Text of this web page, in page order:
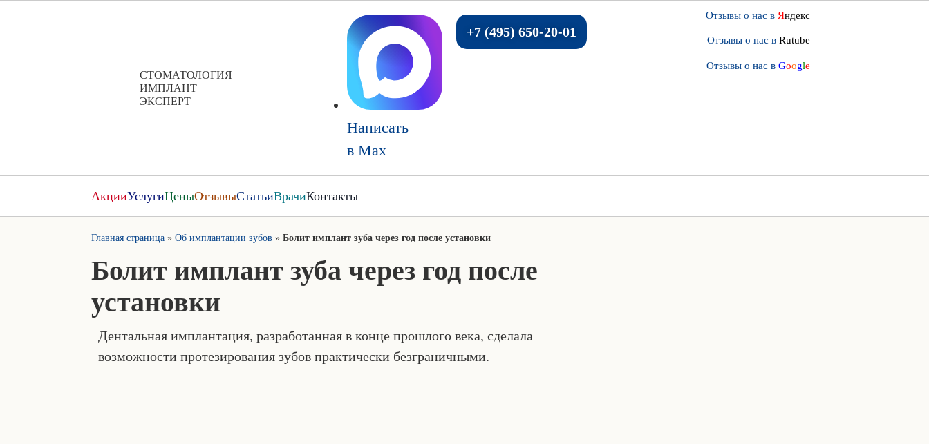
СТОМАТОЛОГИЯ
ИМПЛАНТ
ЭКСПЕРТ
Написать
в Max
+7 (495) 650-20-01
Отзывы о нас в Яндекс
Отзывы о нас вRutube
Отзывы о нас вGoogle
АкцииУслугиЦеныОтзывыСтатьиВрачиКонтакты
Главная страница » Об имплантации зубов » Болит имплант зуба через год после установки
Болит имплант зуба через год после
установки
Дентальная имплантация, разработанная в конце прошлого века, сделала
возможности протезирования зубов практически безграничными.